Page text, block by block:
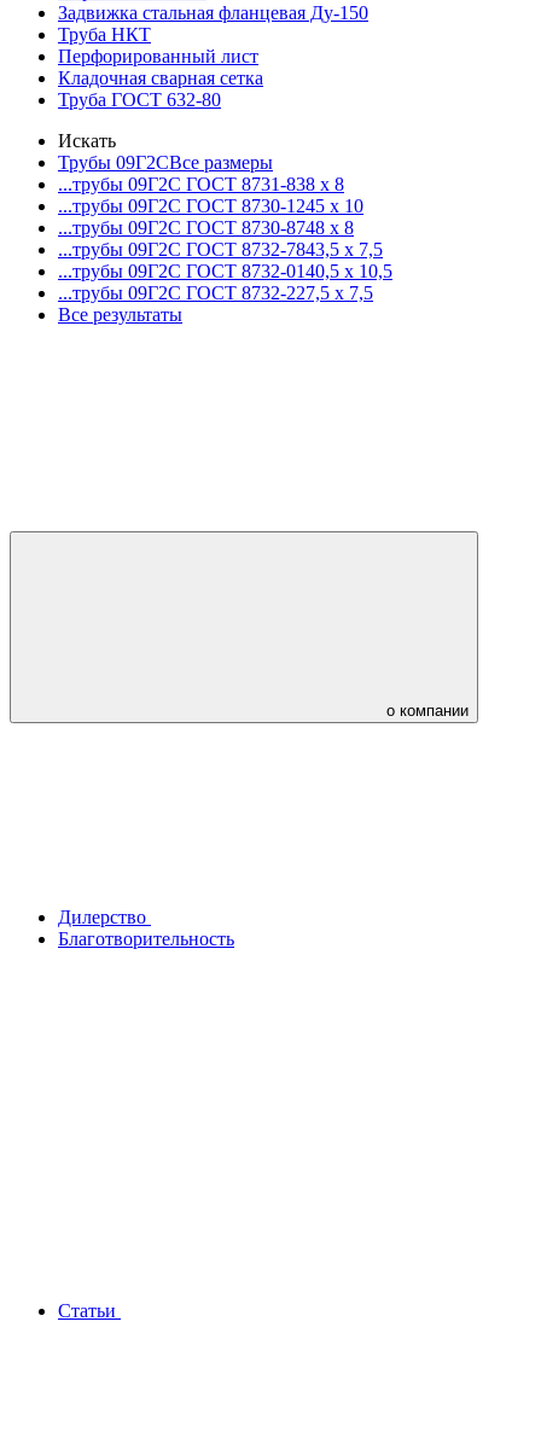
Задвижка стальная фланцевая Ду-150
Труба НКТ
Перфорированный лист
Кладочная сварная сетка
Труба ГОСТ 632-80
Искать
Трубы 09Г2СВсе размеры
...трубы 09Г2С ГОСТ 8731-838 x 8
...трубы 09Г2С ГОСТ 8730-1245 x 10
...трубы 09Г2С ГОСТ 8730-8748 x 8
...трубы 09Г2С ГОСТ 8732-7843,5 x 7,5
...трубы 09Г2С ГОСТ 8732-0140,5 x 10,5
...трубы 09Г2С ГОСТ 8732-227,5 x 7,5
Все результаты
о компании
Дилерство
Благотворительность
Статьи